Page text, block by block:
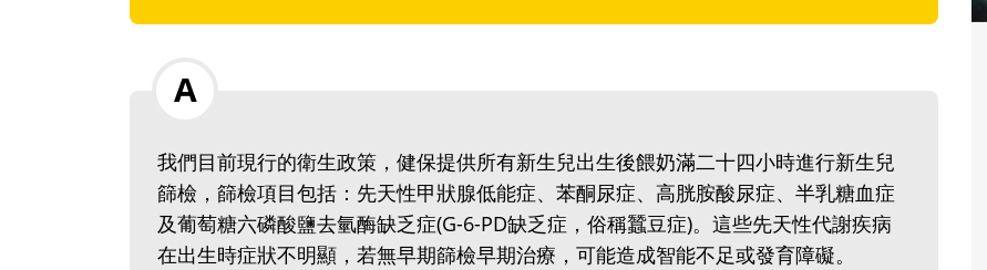
我們目前現行的衛生政策，健保提供所有新生兒出生後餵奶滿二十四小時進行新生兒
篩檢，篩檢項目包括：先天性甲狀腺低能症、苯酮尿症、高胱胺酸尿症、半乳糖血症
及葡萄糖六磷酸鹽去氫酶缺乏症(G-6-PD缺乏症，俗稱蠶豆症)。這些先天性代謝疾病
在出生時症狀不明顯，若無早期篩檢早期治療，可能造成智能不足或發育障礙。
生活及團體適應等預備能力做起，幫
助您陪伴孩子做好入學準備，還有國
小教導主任帶爸媽提前了解小一校園
生活與課業學習，無痛銜接上小學。